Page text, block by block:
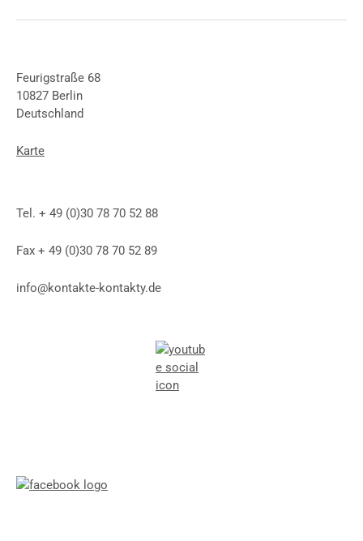
Feurigstraße 68
10827 Berlin
Deutschland
Karte
Tel. + 49 (0)30 78 70 52 88
Fax + 49 (0)30 78 70 52 89
info@kontakte-kontakty.de